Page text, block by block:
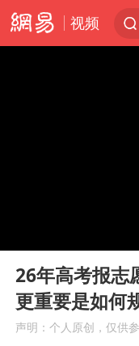
视频
Play
26年高考报志
更重要是如何
声明：个人原创，仅供